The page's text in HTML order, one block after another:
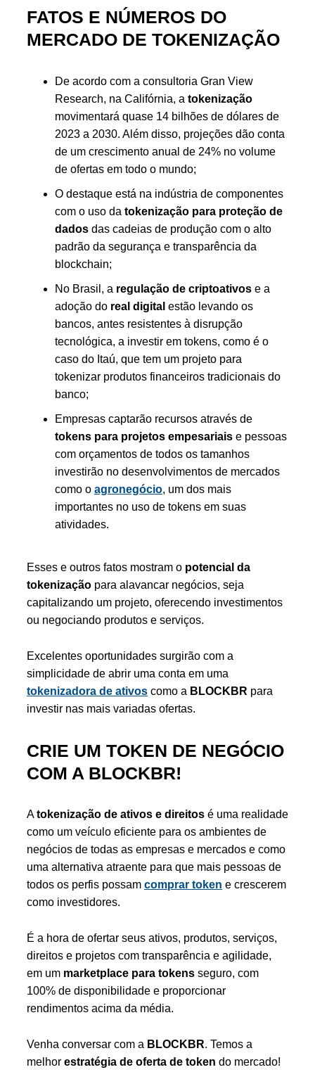
FATOS E NÚMEROS DO
MERCADO DE TOKENIZAÇÃO
De acordo com a consultoria Gran View
Research, na Califórnia, a tokenização
movimentará quase 14 bilhões de dólares de
2023 a 2030. Além disso, projeções dão conta
de um crescimento anual de 24% no volume
de ofertas em todo o mundo;
O destaque está na indústria de componentes
com o uso da tokenização para proteção de
dados das cadeias de produção com o alto
padrão da segurança e transparência da
blockchain;
No Brasil, a regulação de criptoativos e a
adoção do real digital estão levando os
bancos, antes resistentes à disrupção
tecnológica, a investir em tokens, como é o
caso do Itaú, que tem um projeto para
tokenizar produtos financeiros tradicionais do
banco;
Empresas captarão recursos através de
tokens para projetos empesariais e pessoas
com orçamentos de todos os tamanhos
investirão no desenvolvimentos de mercados
como o agronegócio, um dos mais
importantes no uso de tokens em suas
atividades.
Esses e outros fatos mostram o potencial da
tokenização para alavancar negócios, seja
capitalizando um projeto, oferecendo investimentos
ou negociando produtos e serviços.
Excelentes oportunidades surgirão com a
simplicidade de abrir uma conta em uma
tokenizadora de ativos como a BLOCKBR para
investir nas mais variadas ofertas.
CRIE UM TOKEN DE NEGÓCIO
COM A BLOCKBR!
Atokenização de ativos e direitos é uma realidade
como um veículo eficiente para os ambientes de
negócios de todas as empresas e mercados e como
uma alternativa atraente para que mais pessoas de
todos os perfis possam comprar token e crescerem
como investidores.
É a hora de ofertar seus ativos, produtos, serviços,
direitos e projetos com transparência e agilidade,
em um marketplace para tokens seguro, com
100% de disponibilidade e proporcionar
rendimentos acima da média.
Venha conversar com a BLOCKBR. Temos a
melhor estratégia de oferta de token do mercado!